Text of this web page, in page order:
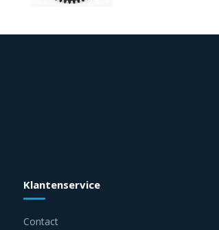
Klantenservice
Contact